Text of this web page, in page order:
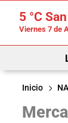
5 °C
Viernes 7 de
Inicio